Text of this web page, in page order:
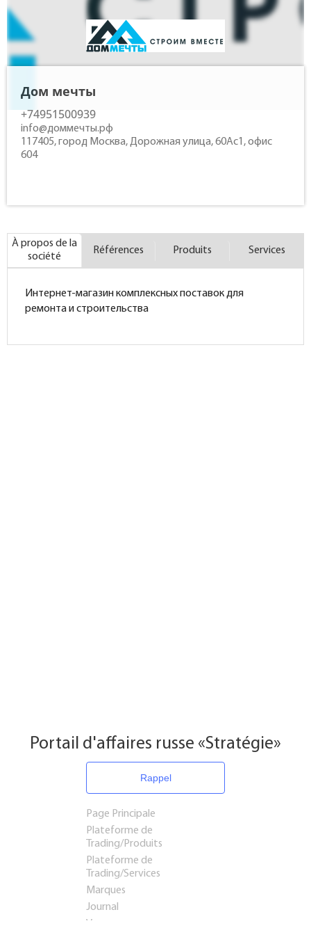
Contacts
Дом мечты
+74951500939
info@доммечты.рф
117405, город Москва, Дорожная улица, 60Ас1, офис
604
À propos de la
société
Références Produits Services
Интернет-магазин комплексных поставок для
ремонта и строительства
Portail d'affaires russe «Stratégie»
Rappel
Page Principale
Plateforme de
Trading/Produits
Plateforme de
Trading/Services
Marques
Journal
Voyages